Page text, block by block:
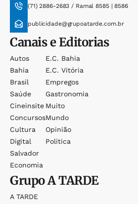
(71) 2886-2683 / Ramal 8585 | 8586
publicidade@grupoatarde.com.br
Canais e Editorias
Autos
Bahia
Brasil
Saúde
Cineinsite
Concursos
Cultura
Digital
Salvador
Economia
E.c. Bahia
E.c. Vitória
Empregos
Gastronomia
Muito
Mundo
Opinião
Política
GrupoA TARDE
A TARDE